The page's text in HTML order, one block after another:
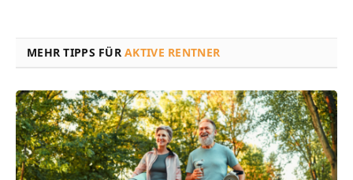
MEHR TIPPS FÜRAKTIVE RENTNER